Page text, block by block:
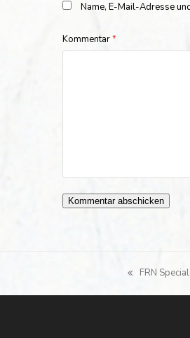
Name, E-Mail-Adresse
Kommentar*
vorheriger
Beitrag:
FRN